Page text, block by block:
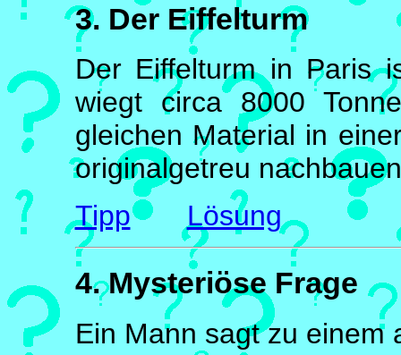
3. Der Eiffelturm
Der Eiffelturm in Paris
wiegt circa 8000
gleichen Material in
originalgetreu
Tipp
Lösung
4. Mysteriöse Frage
Ein Mann sagt zu einem